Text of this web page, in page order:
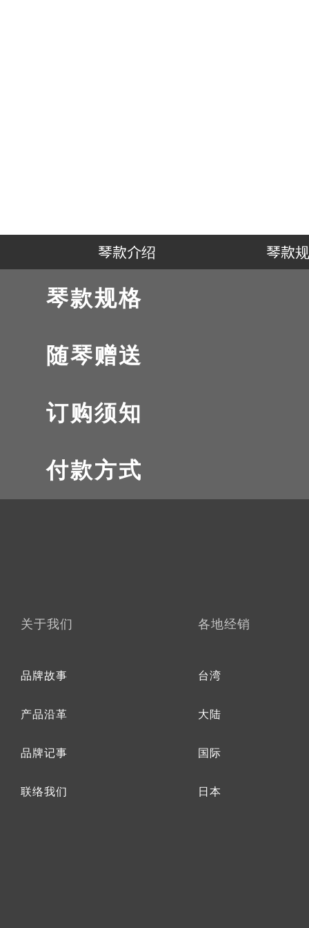
琴款介绍 琴款
琴款规格
随琴赠送
订购须知
付款方式
关于我们
品牌故事
产品沿革
品牌记事
联络我们
各地经销
台湾
大陆
国际
日本